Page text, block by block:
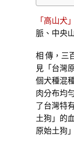
「高山犬
脈、中央
相 傳，三
見「台灣
個犬種混
肉分布均
了台灣特
土狗」的
原始土狗